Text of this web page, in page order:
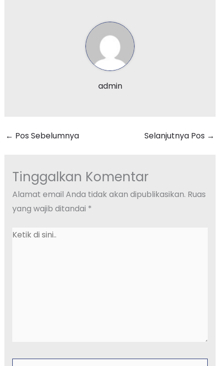
admin
← Pos Sebelumnya Selanjutnya Pos →
Tinggalkan Komentar
Alamat email Anda tidak akan dipublikasikan. Ruas
yang wajib ditandai *
Ketik